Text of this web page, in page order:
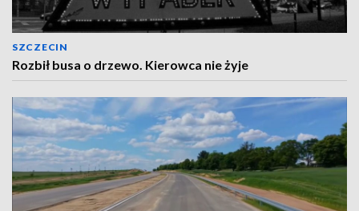
SZCZECIN
Rozbił busa o drzewo. Kierowca nie żyje